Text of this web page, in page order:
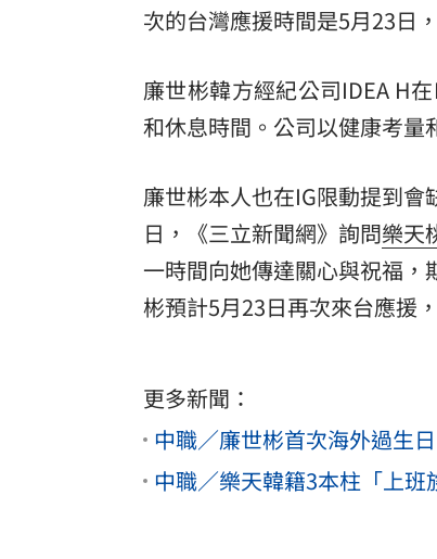
8國球員齊聚高雄 Formosa 7s掀
次的台灣應援時間是5月23日
廉世彬韓方經紀公司IDEA H
和休息時間。公司以健康考量
廉世彬本人也在IG限動提到
日，《三立新聞網》詢問樂天
一時間向她傳達關心與祝福
彬預計5月23日再次來台應援
更多新聞：
中職／廉世彬首次海外過生
中職／樂天韓籍3本柱「上